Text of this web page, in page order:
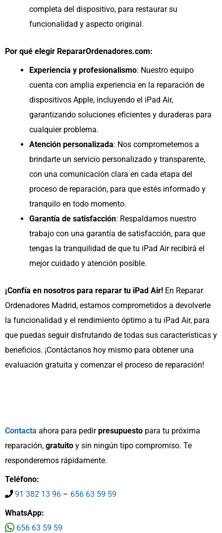
completa del dispositivo, para restaurar su
funcionalidad y aspecto original.
Por qué elegir RepararOrdenadores.com:
Experiencia y profesionalismo: Nuestro equipo
cuenta con amplia experiencia en la reparación de
dispositivos Apple, incluyendo el iPad Air,
garantizando soluciones eficientes y duraderas para
cualquier problema.
Atención personalizada: Nos comprometemos a
brindarte un servicio personalizado y transparente,
con una comunicación clara en cada etapa del
proceso de reparación, para que estés informado y
tranquilo en todo momento.
Garantía de satisfacción: Respaldamos nuestro
trabajo con una garantía de satisfacción, para que
tengas la tranquilidad de que tu iPad Air recibirá el
mejor cuidado y atención posible.
¡Confía en nosotros para reparar tu iPad Air! En Reparar
Ordenadores Madrid, estamos comprometidos a devolverle
la funcionalidad y el rendimiento óptimo a tu iPad Air, para
que puedas seguir disfrutando de todas sus características y
beneficios. ¡Contáctanos hoy mismo para obtener una
evaluación gratuita y comenzar el proceso de reparación!
Contacta ahora para pedirpresupuesto para tu próxima
reparación, gratuito y sin ningún tipo compromiso. Te
responderemos rápidamente.
Teléfono:
91 382 13 96 – 656 63 59 59
WhatsApp:
656 63 59 59